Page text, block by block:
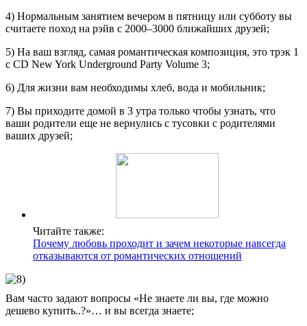
4) Нормальным занятием вечером в пятницу или субботу вы
считаете поход на рэйв с 2000–3000 ближайших друзей;
5) На ваш взгляд, самая романтическая композиция, это трэк 1
с CD New York Underground Party Volume 3;
6) Для жизни вам необходимы хлеб, вода и мобильник;
7) Вы приходите домой в 3 утра только чтобы узнать, что
ваши родители еще не вернулись с тусовки с родителями
ваших друзей;
Читайте также:
Почему любовь проходит и зачем некоторые навсегда
отказываются от романтических отношений
Вам часто задают вопросы «Не знаете ли вы, где можно
дешево купить..?»… и вы всегда знаете;